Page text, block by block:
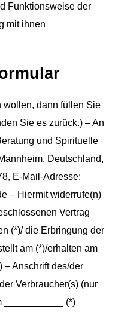
Funktionsweise der
mit ihnen
wollen, dann füllen Sie
Sie es zurück.) – An
und Spirituelle
Deutschland,
E-Mail-Adresse:
– Hiermit widerrufe(n)
Vertrag
(*)/ die Erbringung der
am (*)/erhalten am
– Anschrift des/der
Verbraucher(s) (nur
___________ (*)